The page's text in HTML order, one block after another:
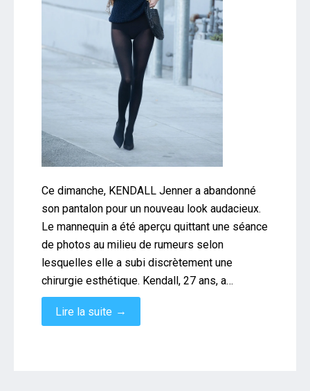
Ce dimanche, KENDALL Jenner a abandonné
son pantalon pour un nouveau look audacieux.
Le mannequin a été aperçu quittant une séance
de photos au milieu de rumeurs selon
lesquelles elle a subi discrètement une
chirurgie esthétique. Kendall, 27 ans, a…
Lire la suite →